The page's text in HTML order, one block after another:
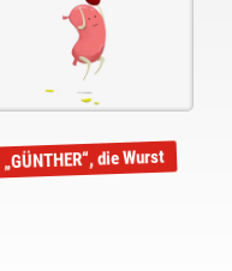
„GÜNTHER“, die Wurst